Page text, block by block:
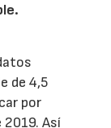
de 4,5
por
2019. Así